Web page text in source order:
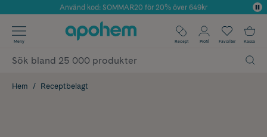
Årets Butik 2025 inom Skönhet
Använd kod: SOMMAR20 för 20% över 649kr
✓ Fri frakt
✓ Poäng på alla köp*
Meny Recept Profil Favoriter Kassa
Hem Receptbelagt